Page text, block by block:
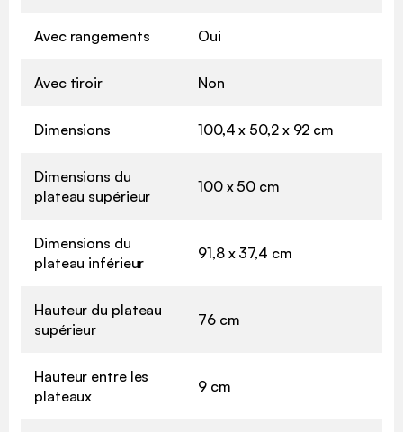
Avec rangements Oui
Avec tiroir Non
Dimensions 100,4 x 50,2 x 92 cm
Dimensions du
plateau supérieur
100 x 50 cm
Dimensions du
plateau inférieur
91,8 x 37,4 cm
Hauteur du plateau
supérieur
76 cm
Hauteur entre les
plateaux
9 cm